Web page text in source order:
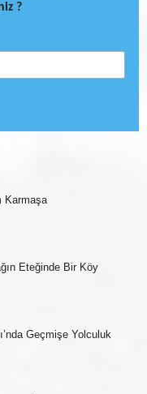
?
Karmaşa
Eteğinde Bir Köy
Geçmişe Yolculuk